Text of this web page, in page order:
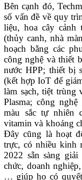
Bên cạnh đó,
số vấn đề về quy
liệu, hoa cây cảnh
(thủy canh, nhà
hoạch bằng các
công nghệ và thiết
nước HPP; thiết bị
(kết hợp IoT để
làm sạch, tiệt trùng
Plasma; công
màu sắc tự nhiên
vitamin và khoáng
Đây cũng là hoạt
trực, có nhiều kinh
2022 sẵn sàng
chức, doanh
… giúp họ có